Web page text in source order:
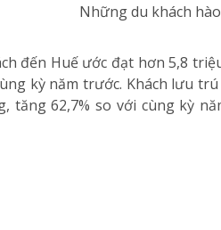
Những du khách
đến Huế ước đạt hơn 5,8
kỳ năm trước. Khách lưu
tăng 62,7% so với cùng kỳ